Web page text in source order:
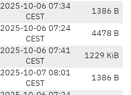
2025-10-06 07:34
CEST
1386 B
2025-10-06 07:24
CEST
4478 B
2025-10-06 07:41
CEST
1229 KiB
2025-10-07 08:01
CEST
1386 B